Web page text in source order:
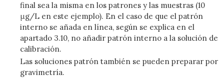
final sea la misma en los patrones y las muestras (10
μg/L en este ejemplo). En el caso de que el patrón
interno se añada en línea, según se explica en el
apartado 3.10, no añadir patrón interno a la solución de
calibración.
Las soluciones patrón también se pueden preparar por
gravimetría.